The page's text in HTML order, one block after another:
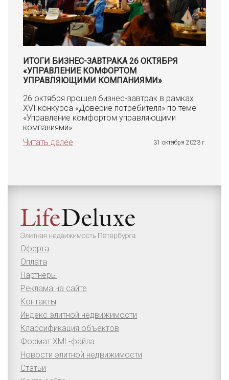
ИТОГИ БИЗНЕС-ЗАВТРАКА 26 ОКТЯБРЯ
«УПРАВЛЕНИЕ КОМФОРТОМ
УПРАВЛЯЮЩИМИ КОМПАНИЯМИ»
26 октября прошел бизнес-завтрак в рамках
XVI конкурса «Доверие потребителя» по теме
«Управление комфортом управляющими
компаниями».
Читать далее
31 октября 2023 г.
Оферта
Оплата
Партнеры
Реклама на сайте
Контакты
Индекс элитной недвижимости
Классификация объектов
Формат XML-файла
Новости элитной недвижимости
Статьи